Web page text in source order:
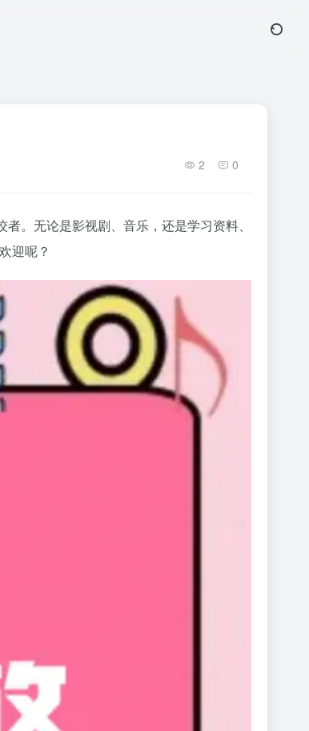
2 0
。无论是影视剧、音乐，还是学习资料、
迎呢？